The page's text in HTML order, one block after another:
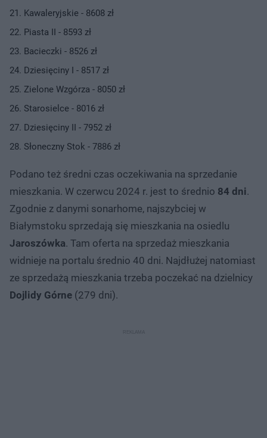
Kawaleryjskie - 8608 zł
Piasta II - 8593 zł
Bacieczki - 8526 zł
Dziesięciny I - 8517 zł
Zielone Wzgórza - 8050 zł
Starosielce - 8016 zł
Dziesięciny II - 7952 zł
Słoneczny Stok - 7886 zł
Podano też średni czas oczekiwania na sprzedanie
mieszkania. W czerwcu 2024 r. jest to średnio 84 dni.
Zgodnie z danymi sonarhome, najszybciej w
Białymstoku sprzedają się mieszkania na osiedlu
Jaroszówka. Tam oferta na sprzedaż mieszkania
widnieje na portalu średnio 40 dni. Najdłużej natomiast
ze sprzedażą mieszkania trzeba poczekać na dzielnicy
Dojlidy Górne (279 dni).